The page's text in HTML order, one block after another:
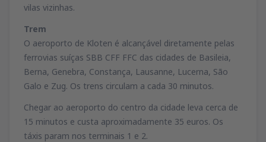
vilas vizinhas.
Trem
O aeroporto de Kloten é alcançável diretamente pelas
ferrovias suíças SBB CFF FFC das cidades de Basileia,
Berna, Genebra, Constança, Lausanne, Lucerna, São
Galo e Zug. Os trens circulam a cada 30 minutos.
Chegar ao aeroporto do centro da cidade leva cerca de
15 minutos e custa aproximadamente 35 euros. Os
táxis param nos terminais 1 e 2.